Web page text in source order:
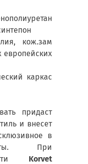
кож.зам
европейских
каркас
придаст
и внесет
в
При
Korvet